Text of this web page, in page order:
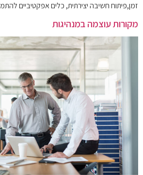
זמן,פיתוח חשיבה יצירתית, כלים אפקטיביים
מקורות עוצמה במנהיגות